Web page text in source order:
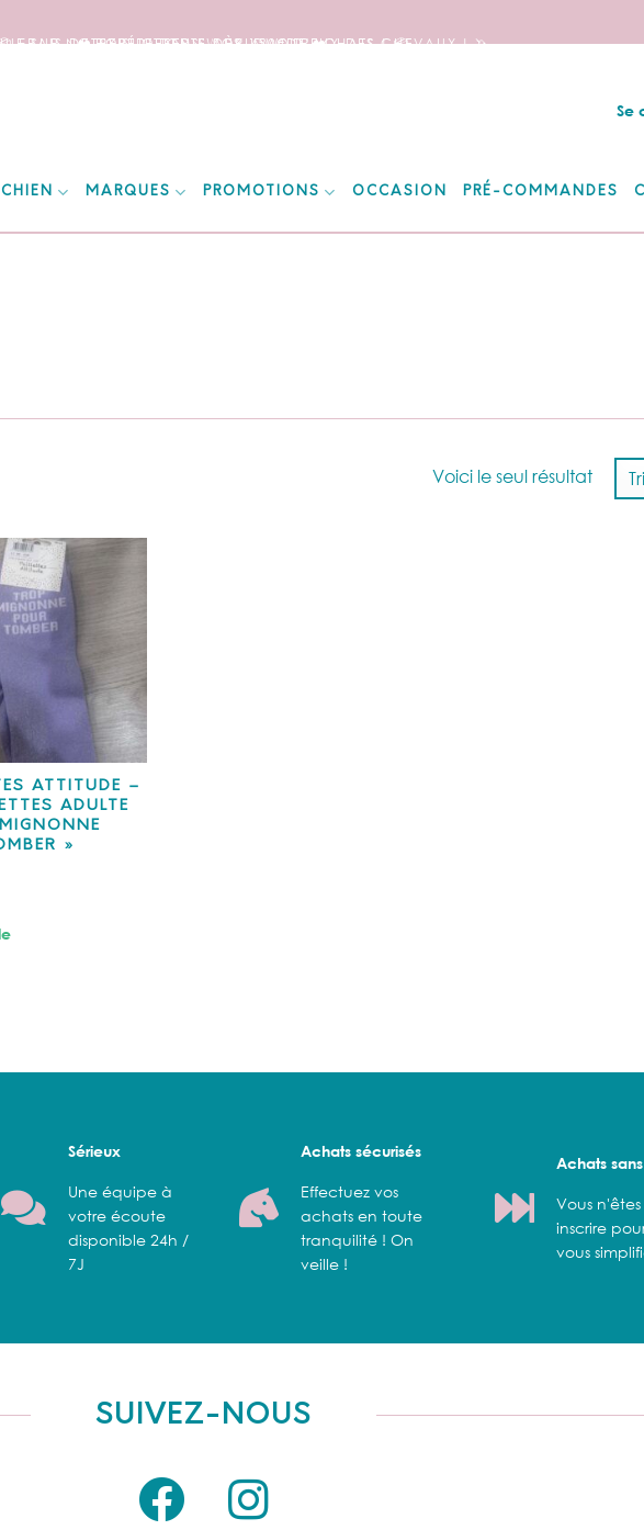
SUR NOTRE SITE DEDIE AUX AMOUREUX DES CHEVAUX ! 🦄
FRAIS DE PORT OFFERTS DÈS 150€ D’ACHATS ! 📦
❤️ EXPÉDITIONS WORLDWIDE ❤️
Se
CHIEN MARQUES PROMOTIONS OCCASION PRÉ-COMMANDES
Voici le seul résultat
ATTITUDE –
ADULTE
»
Sérieux
Une équipe à
votre écoute
disponible 24h /
7J
Achats sécurisés
Effectuez vos
achats en toute
tranquilité ! On
veille !
Achats
Vous
inscrire
vous
SUIVEZ-NOUS